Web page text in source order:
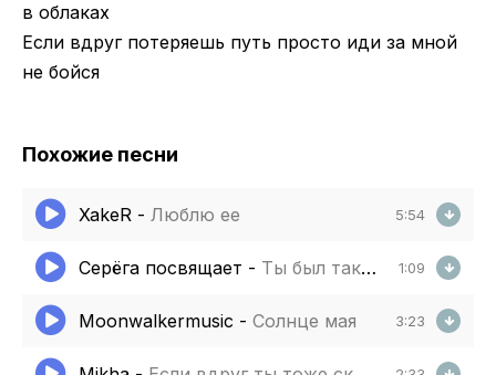
в облаках
Если вдруг потеряешь путь просто иди за мной
не бойся
Похожие песни
XakeR - Люблю ее 5:54
Серёга посвящает - Ты был таким маленьким светлым смешным 1:09
Moonwalkermusic - Солнце мая 3:23